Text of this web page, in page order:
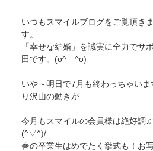
いつもスマイルブログをご覧頂き
す。
「幸せな結婚」を誠実に全力でサ
田です。(o^―^o)
いや～明日で7月も終わっちゃい
り沢山の動きが
今月もスマイルの会員様は絶好調
(^▽^)/
春の卒業生はめでたく挙式も！お